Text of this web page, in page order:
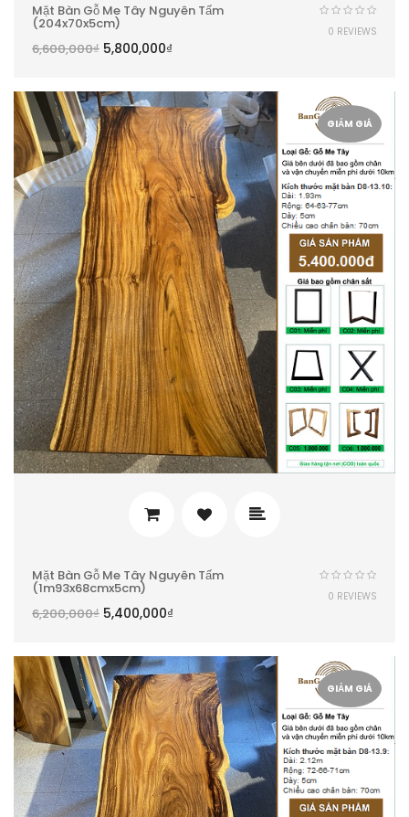
Mặt Bàn Gỗ Me Tây Nguyên Tấm
(204x70x5cm)
6,600,000₫ 5,800,000₫
0 REVIEWS
GIẢM GIÁ
Mặt Bàn Gỗ Me Tây Nguyên Tấm
(1m93x68cmx5cm)
6,200,000₫ 5,400,000₫
0 REVIEWS
GIẢM GIÁ